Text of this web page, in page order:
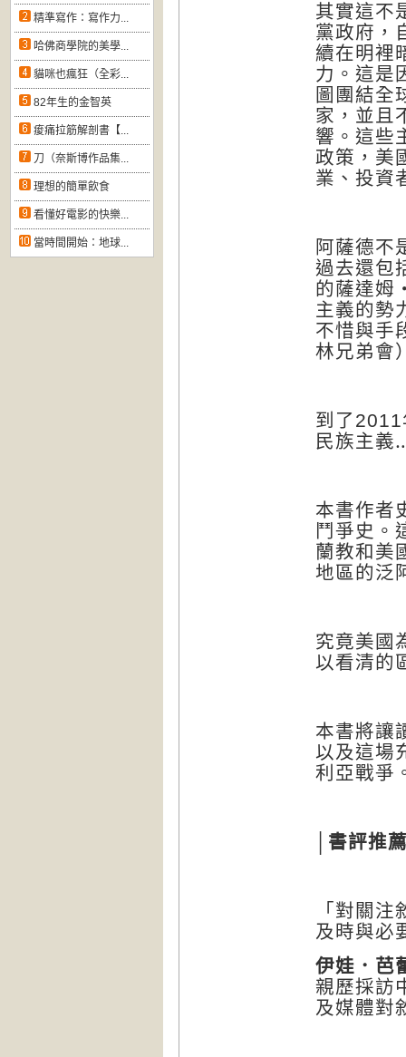
精準寫作：寫作力...
哈佛商學院的美學...
貓咪也瘋狂（全彩...
82年生的金智英
痠痛拉筋解剖書【...
刀（奈斯博作品集...
理想的簡單飲食
看懂好電影的快樂...
當時間開始：地球...
其實這不
黨政府，
續在明裡
力。這是
圖團結全
家，並且
響。 這些
政策，美
業、投資
阿薩德不
過去還包
的薩達姆
主義的勢
不惜與手
林兄弟會
到了 2011
民族主
本書作者
鬥爭史。
蘭教和美
地區的泛
究竟美國
以看清的
本書將讓
以及這場
利亞戰爭
│書評推
「對關
及時與必
伊娃．芭
親歷採訪
及媒體對